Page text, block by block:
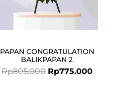
PAPAN CONGRATULATION
BALIKPAPAN 2
Rp805.000 Rp775.000